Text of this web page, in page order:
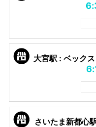
大宮駅 : ベック
さいたま新都心